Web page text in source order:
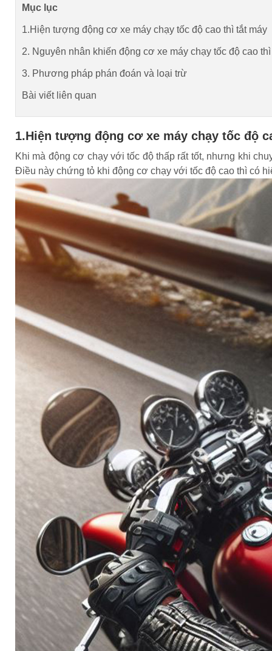
Mục lục
1.Hiện tượng động cơ xe máy chạy tốc độ cao thì tắt máy
2. Nguyên nhân khiến động cơ xe máy chạy tốc độ cao
3. Phương pháp phán đoán và loại trừ
Bài viết liên quan
1.Hiện tượng động cơ xe máy chạy tốc độ
Khi mà động cơ chạy với tốc độ thấp rất tốt, nhưng khi
Điều này chứng tỏ khi động cơ chạy với tốc độ cao thì có